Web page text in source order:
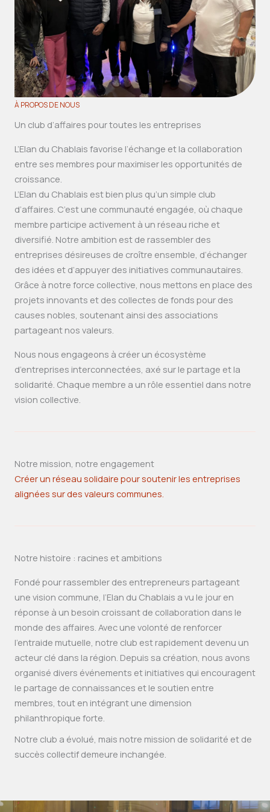
À PROPOS DE NOUS
Un club d’affaires pour toutes les entreprises
L’Elan du Chablais favorise l’échange et la collaboration
entre ses membres pour maximiser les opportunités de
croissance.
L’Elan du Chablais est bien plus qu’un simple club
d’affaires. C’est une communauté engagée, où chaque
membre participe activement à un réseau riche et
diversifié. Notre ambition est de rassembler des
entreprises désireuses de croître ensemble, d’échanger
des idées et d’appuyer des initiatives communautaires.
Grâce à notre force collective, nous mettons en place des
projets innovants et des collectes de fonds pour des
causes nobles, soutenant ainsi des associations
partageant nos valeurs.
Nous nous engageons à créer un écosystème
d’entreprises interconnectées, axé sur le partage et la
solidarité. Chaque membre a un rôle essentiel dans notre
vision collective.
Notre mission, notre engagement
Créer un réseau solidaire pour soutenir les entreprises
alignées sur des valeurs communes.
Notre histoire : racines et ambitions
Fondé pour rassembler des entrepreneurs partageant
une vision commune, l’Elan du Chablais a vu le jour en
réponse à un besoin croissant de collaboration dans le
monde des affaires. Avec une volonté de renforcer
l’entraide mutuelle, notre club est rapidement devenu un
acteur clé dans la région. Depuis sa création, nous avons
organisé divers événements et initiatives qui encouragent
le partage de connaissances et le soutien entre
membres, tout en intégrant une dimension
philanthropique forte.
Notre club a évolué, mais notre mission de solidarité et de
succès collectif demeure inchangée.